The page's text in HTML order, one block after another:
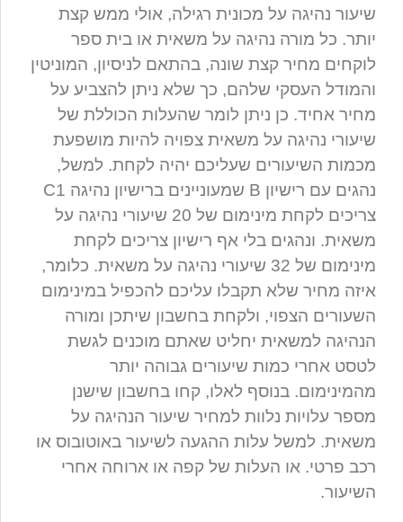
שיעור נהיגה על מכונית רגילה, אולי ממש קצת
יותר. כל מורה נהיגה על משאית או בית ספר
לוקחים מחיר קצת שונה, בהתאם לניסיון, המוניטין
והמודל העסקי שלהם, כך שלא ניתן להצביע על
מחיר אחיד. כן ניתן לומר שהעלות הכוללת של
שיעורי נהיגה על משאית צפויה להיות מושפעת
מכמות השיעורים שעליכם יהיה לקחת. למשל,
נהגים עם רישיון B שמעוניינים ברישיון נהיגה C1
צריכים לקחת מינימום של 20 שיעורי נהיגה על
משאית. ונהגים בלי אף רישיון צריכים לקחת
מינימום של 32 שיעורי נהיגה על משאית. כלומר,
איזה מחיר שלא תקבלו עליכם להכפיל במינימום
השעורים הצפוי, ולקחת בחשבון שיתכן ומורה
הנהיגה למשאית יחליט שאתם מוכנים לגשת
לטסט אחרי כמות שיעורים גבוהה יותר
מהמינימום. בנוסף לאלו, קחו בחשבון שישנן
מספר עלויות נלוות למחיר שיעור הנהיגה על
משאית. למשל עלות ההגעה לשיעור באוטובוס או
רכב פרטי. או העלות של קפה או ארוחה אחרי
השיעור.